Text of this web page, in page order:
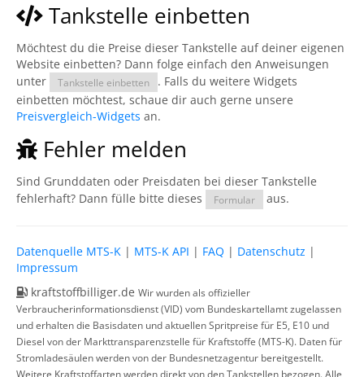
Tankstelle einbetten
Möchtest du die Preise dieser Tankstelle auf deiner eigenen
Website einbetten? Dann folge einfach den Anweisungen
unter
Tankstelle einbetten
. Falls du weitere Widgets
einbetten möchtest, schaue dir auch gerne unsere
Preisvergleich-Widgets an.
Fehler melden
Sind Grunddaten oder Preisdaten bei dieser Tankstelle
fehlerhaft? Dann fülle bitte dieses
Formular aus.
Datenquelle MTS-K | MTS-K API | FAQ | Datenschutz |
Impressum
kraftstoffbilliger.de Wir wurden als offizieller
Verbraucherinformationsdienst (VID) vom Bundeskartellamt zugelassen
und erhalten die Basisdaten und aktuellen Spritpreise für E5, E10 und
Diesel von der Markttransparenzstelle für Kraftstoffe (MTS-K). Daten für
Stromladesäulen werden von der Bundesnetzagentur bereitgestellt.
Weitere Kraftstoffarten werden direkt von den Tankstellen bezogen. Alle